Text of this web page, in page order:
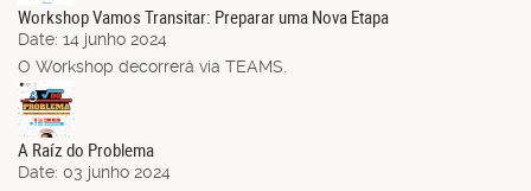
Workshop Vamos Transitar: Preparar uma Nova Etapa
Date: 14 junho 2024
O Workshop decorrerá via TEAMS.
03
Jun.
A Raíz do Problema
Date: 03 junho 2024